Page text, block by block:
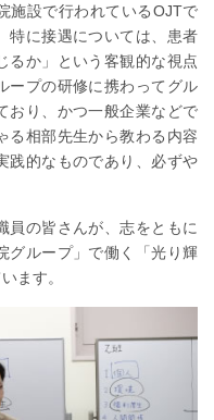
施設で行われているOJTで
特に接遇については、患者
るか」という客観的な視点
ープの研修に携わってグル
おり、かつ一般企業などで
る相部先生から教わる内容
践的なものであり、必ずや
員の皆さんが、志をともに
グループ」で働く「光り輝
ます。